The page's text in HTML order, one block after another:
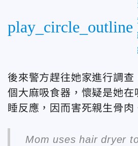
play_circle_outline
後來警方趕往她家進行調查
個大麻吸食器，懷疑是她在
睡反應，因而害死親生骨肉
Mom uses hair dryer